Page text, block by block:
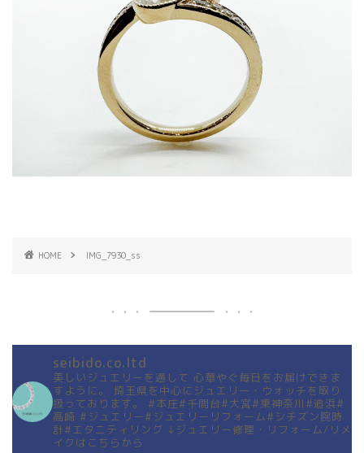
HOME IMG_7930_ss
seibido.co.ltd
美しいジュエリーを通して 心華やぐ毎日をお届けできま
すように。
埼玉県を中心にジュエリー・ウォッチを取り
扱っております。
#本庄#千間台#大宮#東神奈川#追浜#
高崎 #ジュエリー#ジュエリーリフォーム#シチズン腕時
計#エタニティリング ↓ジュエリー修理・リフォーム/リメ
イクはこちらから